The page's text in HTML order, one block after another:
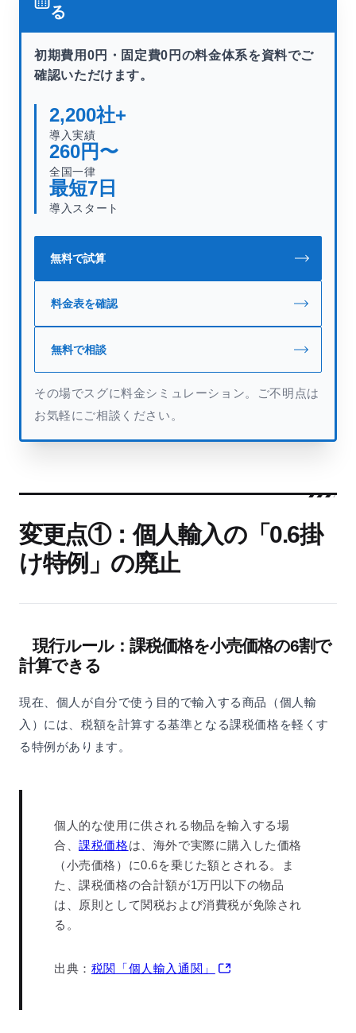
る
初期費用0円・固定費0円の料金体系を資料でご
確認いただけます。
2,200社+
導入実績
260円〜
全国一律
最短7 日
導入スタート
無料で試算
料金表を確認
無料で相談
その場でスグに料金シミュレーション。ご不明点は
お気軽にご相談ください。
変更点①：個人輸入の「0.6掛
け特例」の廃止
現行ルール：課税価格を小売価格の6割で
計算できる
現在、個人が自分で使う目的で輸入する商品（個人輸
入）には、税額を計算する基準となる課税価格を軽くす
る特例があります。
個人的な使用に供される物品を輸入する場
合、課税価格は、海外で実際に購入した価格
（小売価格）に0.6を乗じた額とされる。ま
た、課税価格の合計額が1万円以下の物品
は、原則として関税および消費税が免除され
る。
出典： 税関「個人輸入通関」